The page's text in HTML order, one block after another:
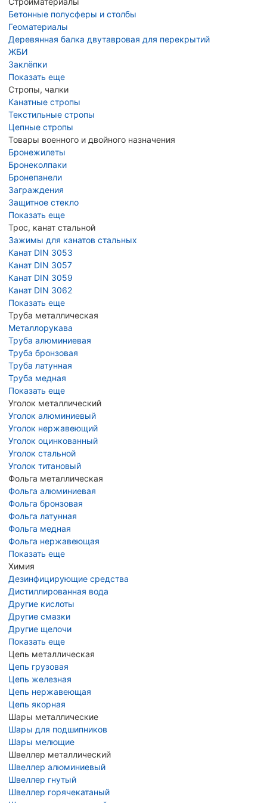
Бетонные полусферы и столбы
Геоматериалы
Деревянная балка двутавровая для перекрытий
ЖБИ
Заклёпки
Показать еще
Стропы, чалки
Канатные стропы
Текстильные стропы
Цепные стропы
Товары военного и двойного назначения
Бронежилеты
Бронеколпаки
Бронепанели
Заграждения
Защитное стекло
Показать еще
Трос, канат стальной
Зажимы для канатов стальных
Канат DIN 3053
Канат DIN 3057
Канат DIN 3059
Канат DIN 3062
Показать еще
Труба металлическая
Металлорукава
Труба алюминиевая
Труба бронзовая
Труба латунная
Труба медная
Показать еще
Уголок металлический
Уголок алюминиевый
Уголок нержавеющий
Уголок оцинкованный
Уголок стальной
Уголок титановый
Фольга металлическая
Фольга алюминиевая
Фольга бронзовая
Фольга латунная
Фольга медная
Фольга нержавеющая
Показать еще
Химия
Дезинфицирующие средства
Дистиллированная вода
Другие кислоты
Другие смазки
Другие щелочи
Показать еще
Цепь металлическая
Цепь грузовая
Цепь железная
Цепь нержавеющая
Цепь якорная
Шары металлические
Шары для подшипников
Шары мелющие
Швеллер металлический
Швеллер алюминиевый
Швеллер гнутый
Швеллер горячекатаный